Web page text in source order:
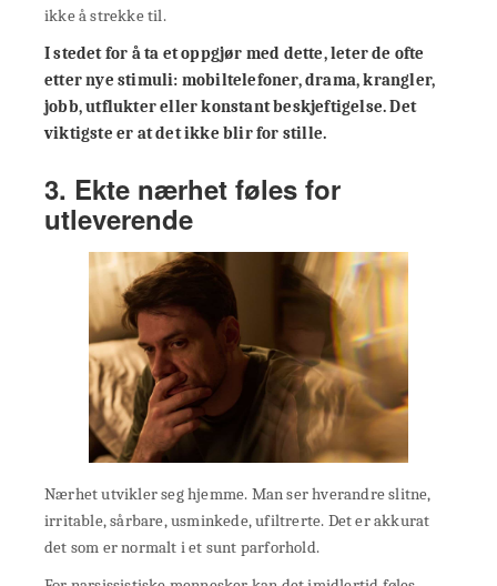
ikke å strekke til.
I stedet for å ta et oppgjør med dette, leter de ofte
etter nye stimuli: mobiltelefoner, drama, krangler,
jobb, utflukter eller konstant beskjeftigelse. Det
viktigste er at det ikke blir for stille.
3. Ekte nærhet føles for
utleverende
Nærhet utvikler seg hjemme. Man ser hverandre slitne,
irritable, sårbare, usminkede, ufiltrerte. Det er akkurat
det som er normalt i et sunt parforhold.